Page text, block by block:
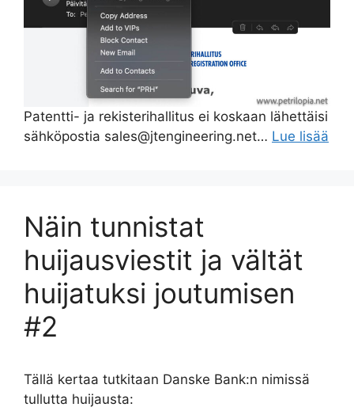
Patentti- ja rekisterihallitus ei koskaan lähettäisi
sähköpostia sales@jtengineering.net… Lue lisää
Näin tunnistat
huijausviestit ja vältät
huijatuksi joutumisen
#2
Tällä kertaa tutkitaan Danske Bank:n nimissä
tullutta huijausta: